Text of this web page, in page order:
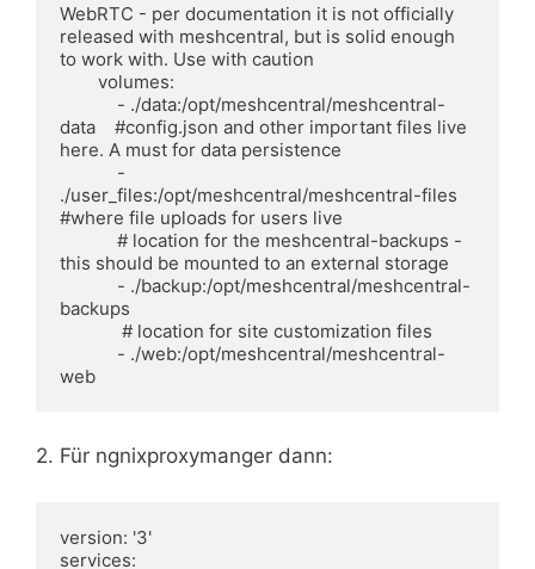
WebRTC - per documentation it is not officially
released with meshcentral, but is solid enough
to work with. Use with caution
data    #config.json and other important files live
here. A must for data persistence
./user_files:/opt/meshcentral/meshcentral-files
#where file uploads for users live
this should be mounted to an external storage
backups
2. Für ngnixproxymanger dann:
version: '3'
services: